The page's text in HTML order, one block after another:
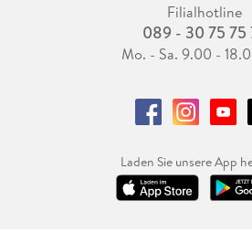
Filialhotline
089 - 30 75 75
Mo. - Sa. 9.00 -
Laden Sie unsere App